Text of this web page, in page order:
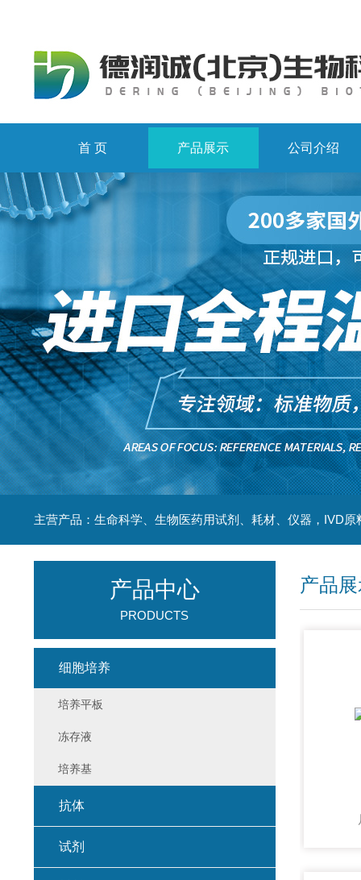
首 页 产品展示 公司介绍
主营产品：生命科学、生物医药用试剂、耗材、仪器，IVD原
产品
产品中心
PRODUCTS
细胞培养
培养平板
冻存液
培养基
抗体
试剂